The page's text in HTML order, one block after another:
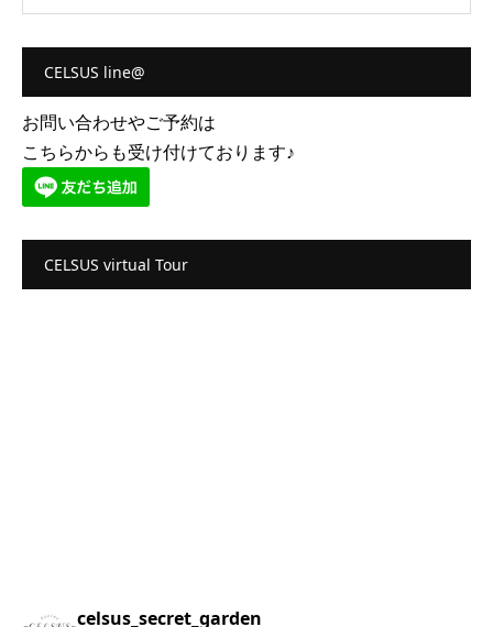
CELSUS line@
お問い合わせやご予約は
こちらからも受け付けております♪
CELSUS virtual Tour
celsus_secret_garden